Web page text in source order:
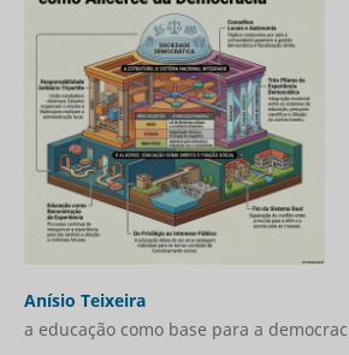
Anísio Teixeira
a educação como base para a